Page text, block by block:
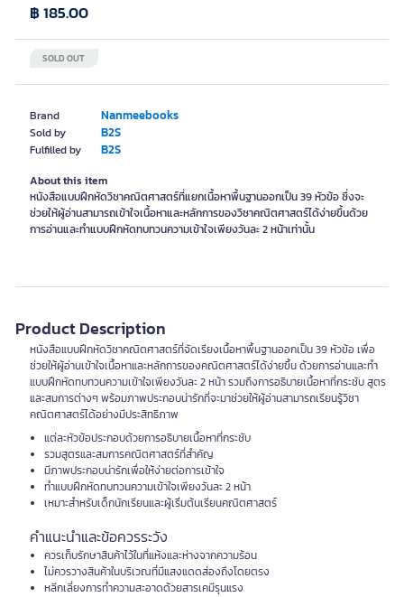
Brand Nanmeebooks
Sold by B2S
Fulfilled by B2S
SOLD OUT
฿ 185.00
About this item
หนังสือแบบฝึกหัดวิชาคณิตศาสตร์ที่แยกเนื้อหาพื้นฐานออกเป็น 39 หัวข้อ ซึ่งจะ
ช่วยให้ผู้อ่านสามารถเข้าใจเนื้อหาและหลักการของวิชาคณิตศาสตร์ได้ง่ายขึ้นด้วย
การอ่านและทำแบบฝึกหัดทบทวนความเข้าใจเพียงวันละ 2 หน้าเท่านั้น
Product Description
หนังสือแบบฝึกหัดวิชาคณิตศาสตร์ที่จัดเรียงเนื้อหาพื้นฐานออกเป็น 39 หัวข้อ เพื่อ
ช่วยให้ผู้อ่านเข้าใจเนื้อหาและหลักการของคณิตศาสตร์ได้ง่ายขึ้น ด้วยการอ่านและทำ
แบบฝึกหัดทบทวนความเข้าใจเพียงวันละ 2 หน้า รวมถึงการอธิบายเนื้อหาที่กระชับ สูตร
และสมการต่างๆ พร้อมภาพประกอบน่ารักที่จะมาช่วยให้ผู้อ่านสามารถเรียนรู้วิชา
คณิตศาสตร์ได้อย่างมีประสิทธิภาพ
แต่ละหัวข้อประกอบด้วยการอธิบายเนื้อหาที่กระชับ
รวมสูตรและสมการคณิตศาสตร์ที่สำคัญ
มีภาพประกอบน่ารักเพื่อให้ง่ายต่อการเข้าใจ
ทำแบบฝึกหัดทบทวนความเข้าใจเพียงวันละ 2 หน้า
เหมาะสำหรับเด็กนักเรียนและผู้เริ่มต้นเรียนคณิตศาสตร์
คำแนะนำและข้อควรระวัง
ควรเก็บรักษาสินค้าไว้ในที่แห้งและห่างจากความร้อน
ไม่ควรวางสินค้าในบริเวณที่มีแสงแดดส่องถึงโดยตรง
หลีกเลี่ยงการทำความสะอาดด้วยสารเคมีรุนแรง